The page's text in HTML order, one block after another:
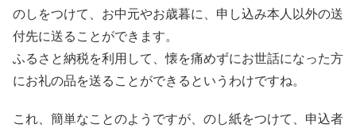
のしをつけて、お中元やお歳暮に、申し込み本人以外の送
付先に送ることができます。
ふるさと納税を利用して、懐を痛めずにお世話になった方
にお礼の品を送ることができるというわけですね。
これ、簡単なことのようですが、のし紙をつけて、申込者